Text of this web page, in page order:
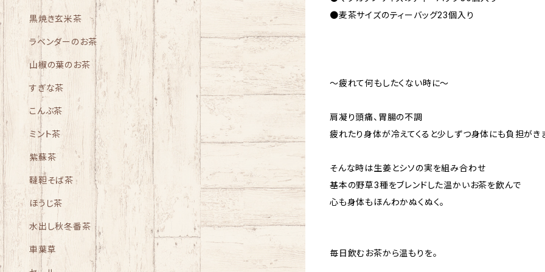
●麦茶サイズのティーバッグ23個入り
～疲れて何もしたくない時に～
肩凝り頭痛、胃腸の不調
疲れたり身体が冷えてくると少しずつ身体にも負担がき
そんな時は生姜とシソの実を組み合わせ
基本の野草3種をブレンドした温かいお茶を飲んで
心も身体もほんわかぬくぬく。
毎日飲むお茶から温もりを。
黒焼き玄米茶
ラベンダーのお茶
山椒の葉のお茶
すぎな茶
こんぶ茶
ミント茶
紫蘇茶
韃靼そば茶
ほうじ茶
水出し秋冬番茶
車葉草